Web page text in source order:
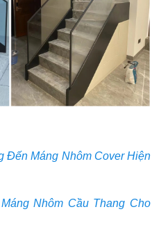
Đến Máng Nhôm Cover Hiện
Nhôm Cầu Thang Cho